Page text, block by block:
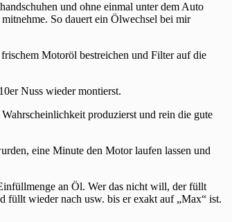
und ohne einmal unter dem Auto
So dauert ein Ölwechsel bei mir
Motoröl bestreichen und Filter auf die
Nuss wieder montierst.
produzierst und rein die gute
eine Minute den Motor laufen lassen und
an Öl. Wer das nicht will, der füllt
füllt wieder nach usw. bis er exakt auf „Max“ ist.